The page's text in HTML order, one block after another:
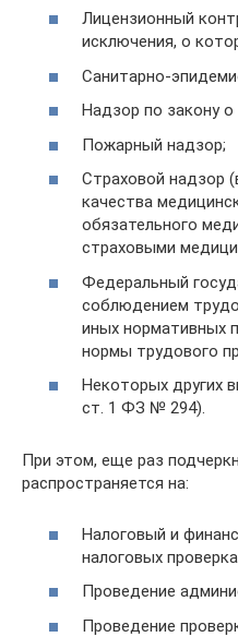
Лицензионный
исключения, о
Санитарно-
Надзор по закону
Пожарный надзор;
Страховой надзор
качества
обязательного
страховыми
Федеральный
соблюдением
иных нормативных
нормы трудового
Некоторых других
ст. 1 ФЗ № 294).
При этом, еще раз
распространяется на:
Налоговый и
налоговых
Проведение
Проведение